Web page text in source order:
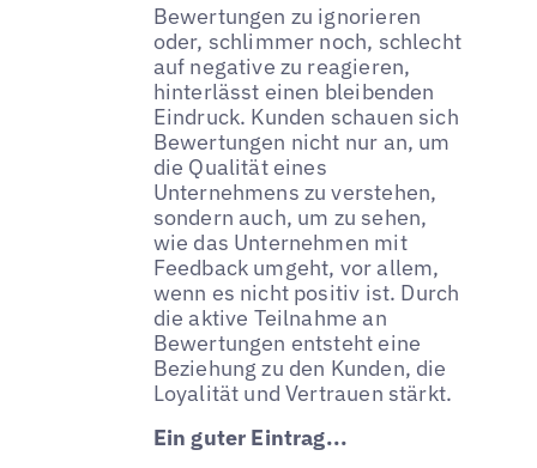
Bewertungen zu ignorieren
oder, schlimmer noch, schlecht
auf negative zu reagieren,
hinterlässt einen bleibenden
Eindruck. Kunden schauen sich
Bewertungen nicht nur an, um
die Qualität eines
Unternehmens zu verstehen,
sondern auch, um zu sehen,
wie das Unternehmen mit
Feedback umgeht, vor allem,
wenn es nicht positiv ist. Durch
die aktive Teilnahme an
Bewertungen entsteht eine
Beziehung zu den Kunden, die
Loyalität und Vertrauen stärkt.
Ein guter Eintrag...